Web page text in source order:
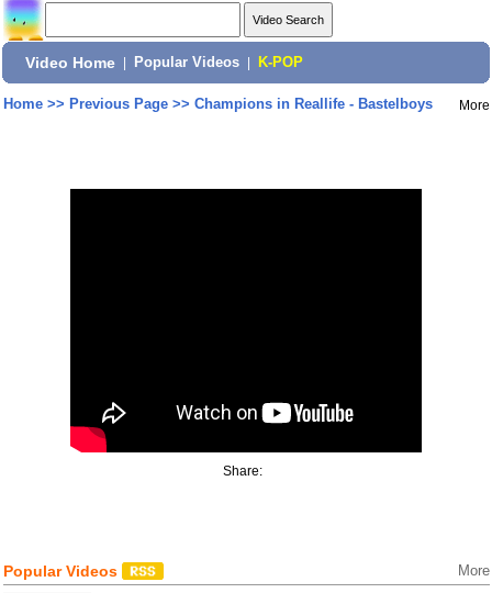
Video Home Popular Videos K-POP
Home>> Previous Page>> Champions in Reallife - Bastelboys More
Share:
Popular Videos More